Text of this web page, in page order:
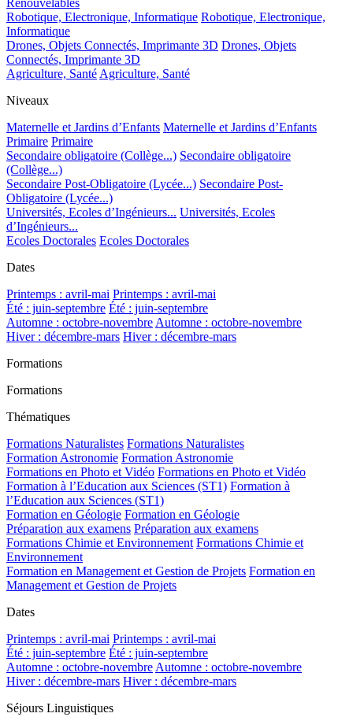
Renouvelables
Robotique, Electronique, Informatique Robotique, Electronique,
Informatique
Drones, Objets Connectés, Imprimante 3D Drones, Objets
Connectés, Imprimante 3D
Agriculture, Santé Agriculture, Santé
Niveaux
Maternelle et Jardins d’Enfants Maternelle et Jardins d’Enfants
Primaire Primaire
Secondaire obligatoire (Collège...) Secondaire obligatoire
(Collège...)
Secondaire Post-Obligatoire (Lycée...) Secondaire Post-
Obligatoire (Lycée...)
Universités, Ecoles d’Ingénieurs... Universités, Ecoles
d’Ingénieurs...
Ecoles Doctorales Ecoles Doctorales
Dates
Printemps : avril-mai Printemps : avril-mai
Été : juin-septembre Été : juin-septembre
Automne : octobre-novembre Automne : octobre-novembre
Hiver : décembre-mars Hiver : décembre-mars
Formations
Formations
Thématiques
Formations Naturalistes Formations Naturalistes
Formation Astronomie Formation Astronomie
Formations en Photo et Vidéo Formations en Photo et Vidéo
Formation à l’Education aux Sciences (ST1) Formation à
l’Education aux Sciences (ST1)
Formation en Géologie Formation en Géologie
Préparation aux examens Préparation aux examens
Formations Chimie et Environnement Formations Chimie et
Environnement
Formation en Management et Gestion de Projets Formation en
Management et Gestion de Projets
Dates
Printemps : avril-mai Printemps : avril-mai
Été : juin-septembre Été : juin-septembre
Automne : octobre-novembre Automne : octobre-novembre
Hiver : décembre-mars Hiver : décembre-mars
Séjours Linguistiques